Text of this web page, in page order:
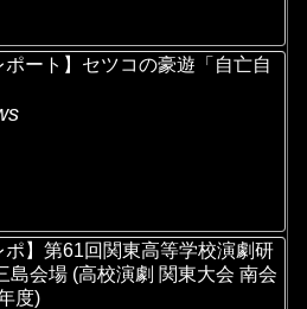
ポート】セツコの豪遊「自亡自
ポ】第61回関東高等学校演劇研
島会場 (高校演劇 関東大会 南会
度)